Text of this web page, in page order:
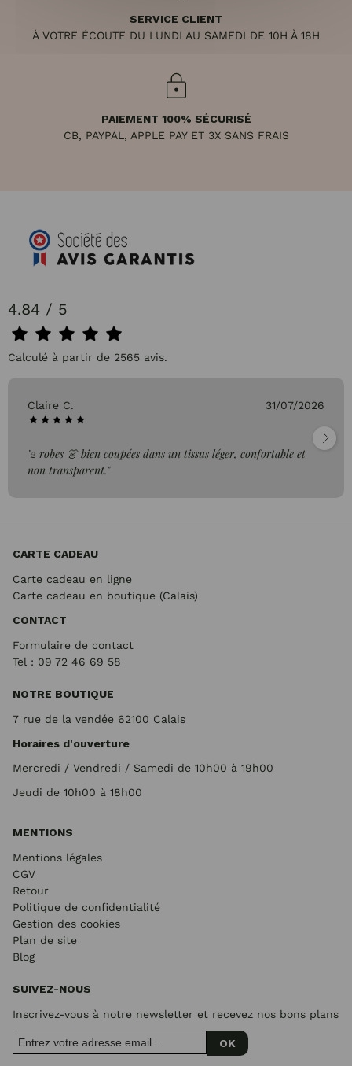
SERVICE CLIENT
À VOTRE ÉCOUTE DU LUNDI AU SAMEDI DE 10H À 18H
PAIEMENT 100% SÉCURISÉ
CB, PAYPAL, APPLE PAY ET 3X SANS FRAIS
4.84 / 5
Calculé à partir de 2565 avis.
Claire C. 31/07/2026
"2 robes 👗 bien coupées dans un tissus léger, confortable et
non transparent."
CARTE CADEAU
Carte cadeau en ligne
Carte cadeau en boutique (Calais)
CONTACT
Formulaire de contact
Tel : 09 72 46 69 58
NOTRE BOUTIQUE
7 rue de la vendée 62100 Calais
Horaires d'ouverture
Mercredi / Vendredi / Samedi de 10h00 à 19h00
Jeudi de 10h00 à 18h00
MENTIONS
Mentions légales
CGV
Retour
Politique de confidentialité
Gestion des cookies
Plan de site
Blog
SUIVEZ-NOUS
Inscrivez-vous à notre newsletter et recevez nos bons plans
OK